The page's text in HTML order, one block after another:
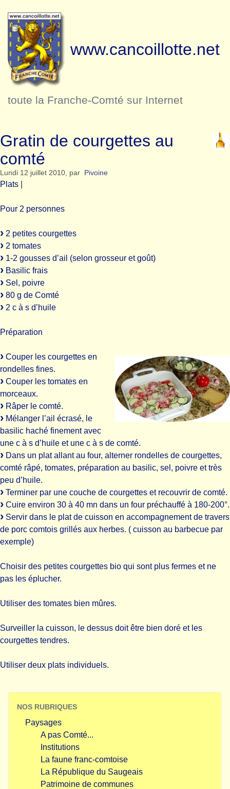
www.cancoillotte.net
toute la Franche-Comté sur Internet
Gratin de courgettes au
comté
Lundi 12 juillet 2010, par Pivoine
Plats
Pour 2 personnes
2 petites courgettes
2 tomates
1-2 gousses d’ail (selon grosseur et goût)
Basilic frais
Sel, poivre
80 g de Comté
2 c à s d’huile
Préparation
Couper les courgettes en
rondelles fines.
Couper les tomates en
morceaux.
Râper le comté.
Mélanger l’ail écrasé, le
basilic haché finement avec
une c à s d’huile et une c à s de comté.
Dans un plat allant au four, alterner rondelles de courgettes,
comté râpé, tomates, préparation au basilic, sel, poivre et très
peu d’huile.
Terminer par une couche de courgettes et recouvrir de comté.
Cuire environ 30 à 40 mn dans un four préchauffé à 180-200°.
Servir dans le plat de cuisson en accompagnement de travers
de porc comtois grillés aux herbes. ( cuisson au barbecue par
exemple)
Choisir des petites courgettes bio qui sont plus fermes et ne
pas les éplucher.
Utiliser des tomates bien mûres.
Surveiller la cuisson, le dessus doit être bien doré et les
courgettes tendres.
Utiliser deux plats individuels.
NOS RUBRIQUES
Paysages
A pas Comté...
Institutions
La faune franc-comtoise
La République du Saugeais
Patrimoine de communes